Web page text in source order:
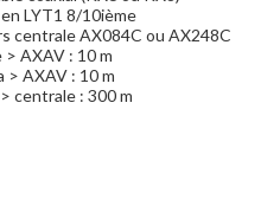
LYT1 8/10ième
centrale AX084C ou AX248C
AXAV : 10 m
> AXAV : 10 m
centrale : 300 m